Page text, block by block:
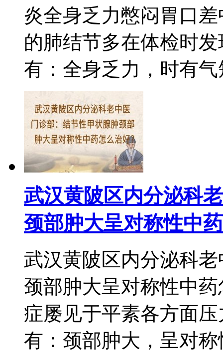
炎全身乏力憋闷胃口
的肺结节多在体检时
有：全身乏力，时有气
武汉黄陂区内分泌科
颈部肿大呈对称性中药
武汉黄陂区内分泌科
颈部肿大呈对称性中
症屡见于平素各方面
有：颈部肿大，呈对称